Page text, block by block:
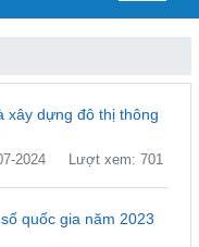
xây dựng đô thị thông
2024 Lượt xem: 701
quốc gia năm 2023